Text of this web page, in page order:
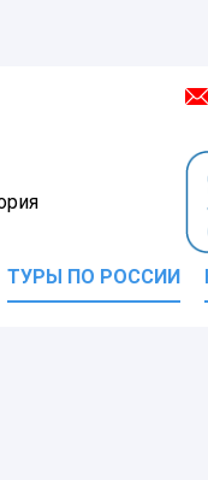
ТУРЫ ПО РОССИИ